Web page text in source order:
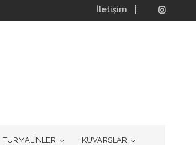
İletişim
TURMALİNLER KUVARSLAR